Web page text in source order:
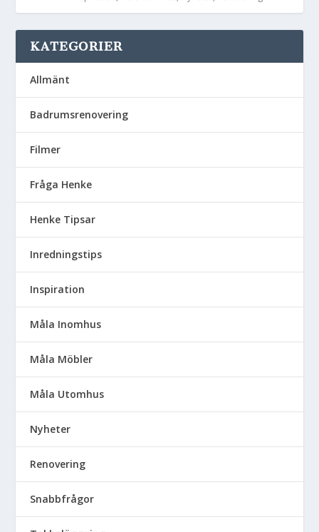
KATEGORIER
Allmänt
Badrumsrenovering
Filmer
Fråga Henke
Henke Tipsar
Inredningstips
Inspiration
Måla Inomhus
Måla Möbler
Måla Utomhus
Nyheter
Renovering
Snabbfrågor